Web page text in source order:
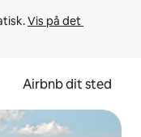
Vis på det
Airbnb dit sted